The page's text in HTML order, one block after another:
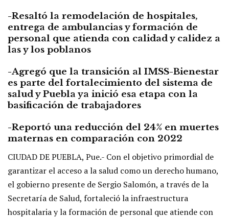
-Resaltó la remodelación de hospitales,
entrega de ambulancias y formación de
personal que atienda con calidad y calidez a
las y los poblanos
-Agregó que la transición al IMSS-Bienestar
es parte del fortalecimiento del sistema de
salud y Puebla ya inició esa etapa con la
basificación de trabajadores
-Reportó una reducción del 24% en muertes
maternas en comparación con 2022
CIUDAD DE PUEBLA, Pue.- Con el objetivo primordial de
garantizar el acceso a la salud como un derecho humano,
el gobierno presente de Sergio Salomón, a través de la
Secretaría de Salud, fortaleció la infraestructura
hospitalaria y la formación de personal que atiende con